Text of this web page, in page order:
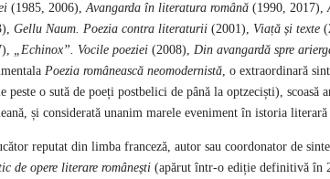
(1985, 2006),Avangarda în literatura română (1990, 2017),
Gellu Naum. Poezia contra literaturii (2001), Viață și texte
„Echinox”. Vocile poeziei (2008), Din avangardă spre
Poezia românească neomodernistă, o extraordinară
peste o sută de poeți postbelici de până la optzeciști),
și considerată unanim marele eveniment în istoria
reputat din limba franceză, autor sau coordonator de
de opere literare românești (apărut într-o ediție definitivă în